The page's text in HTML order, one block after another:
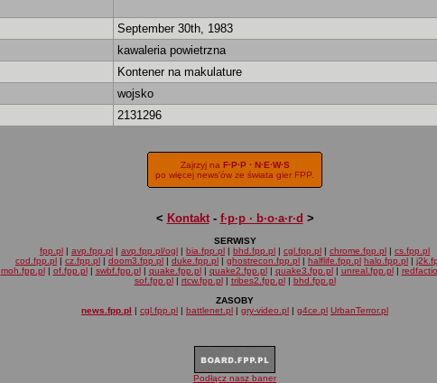
September 30th, 1983
kawaleria powietrzna
Kontener na makulature
wojsko
2131296
Zajrzyj na F·P·P · N·E·W·S
po więcej news'ów ze świata gier FPP.
< Kontakt- f·p·p · b·o·a·r·d >
SERWISY
fpp.pl | avp.fpp.pl | avp.fpp.pl/ogl | bia.fpp.pl | bhd.fpp.pl | cgl.fpp.pl | chrome.fpp.pl | cs.fpp.pl
cod.fpp.pl | cz.fpp.pl | doom3.fpp.pl | duke.fpp.pl | ghostrecon.fpp.pl | halflife.fpp.pl halo.fpp.pl |
moh.fpp.pl| of.fpp.pl| swbf.fpp.pl| quake.fpp.pl| quake2.fpp.pl| quake3.fpp.pl| unreal.fpp.pl|
sof.fpp.pl| rtcw.fpp.pl| tribes2.fpp.pl| bhd.fpp.pl
ZASOBY
news.fpp.pl | cgl.fpp.pl | battlenet.pl | gry-video.pl | g4ce.pl UrbanTerror.pl
Podłącz nasz baner